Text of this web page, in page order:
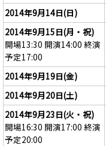
2014年9月14日(日)
2014年9月15日(月・祝)
開場13:30 開演14:00 終演
予定17:00
2014年9月19日(金)
2014年9月20日(土)
2014年9月23日(火・祝)
開場16:30 開演17:00 終演
予定20:00